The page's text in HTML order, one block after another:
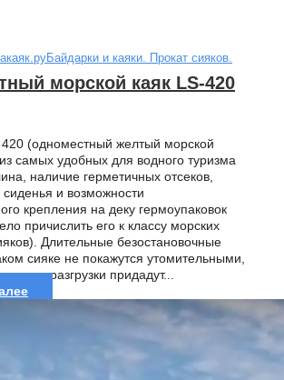
Байдарки и каяки. Прокат сияков.
морской каяк LS-420
(одноместный желтый морской
самых удобных для водного туризма
наличие герметичных отсеков,
и возможности
крепления на деку гермоупаковок
причислить его к классу морских
Длительные безостановочные
сияке не покажутся утомительными,
и разгрузки придадут...